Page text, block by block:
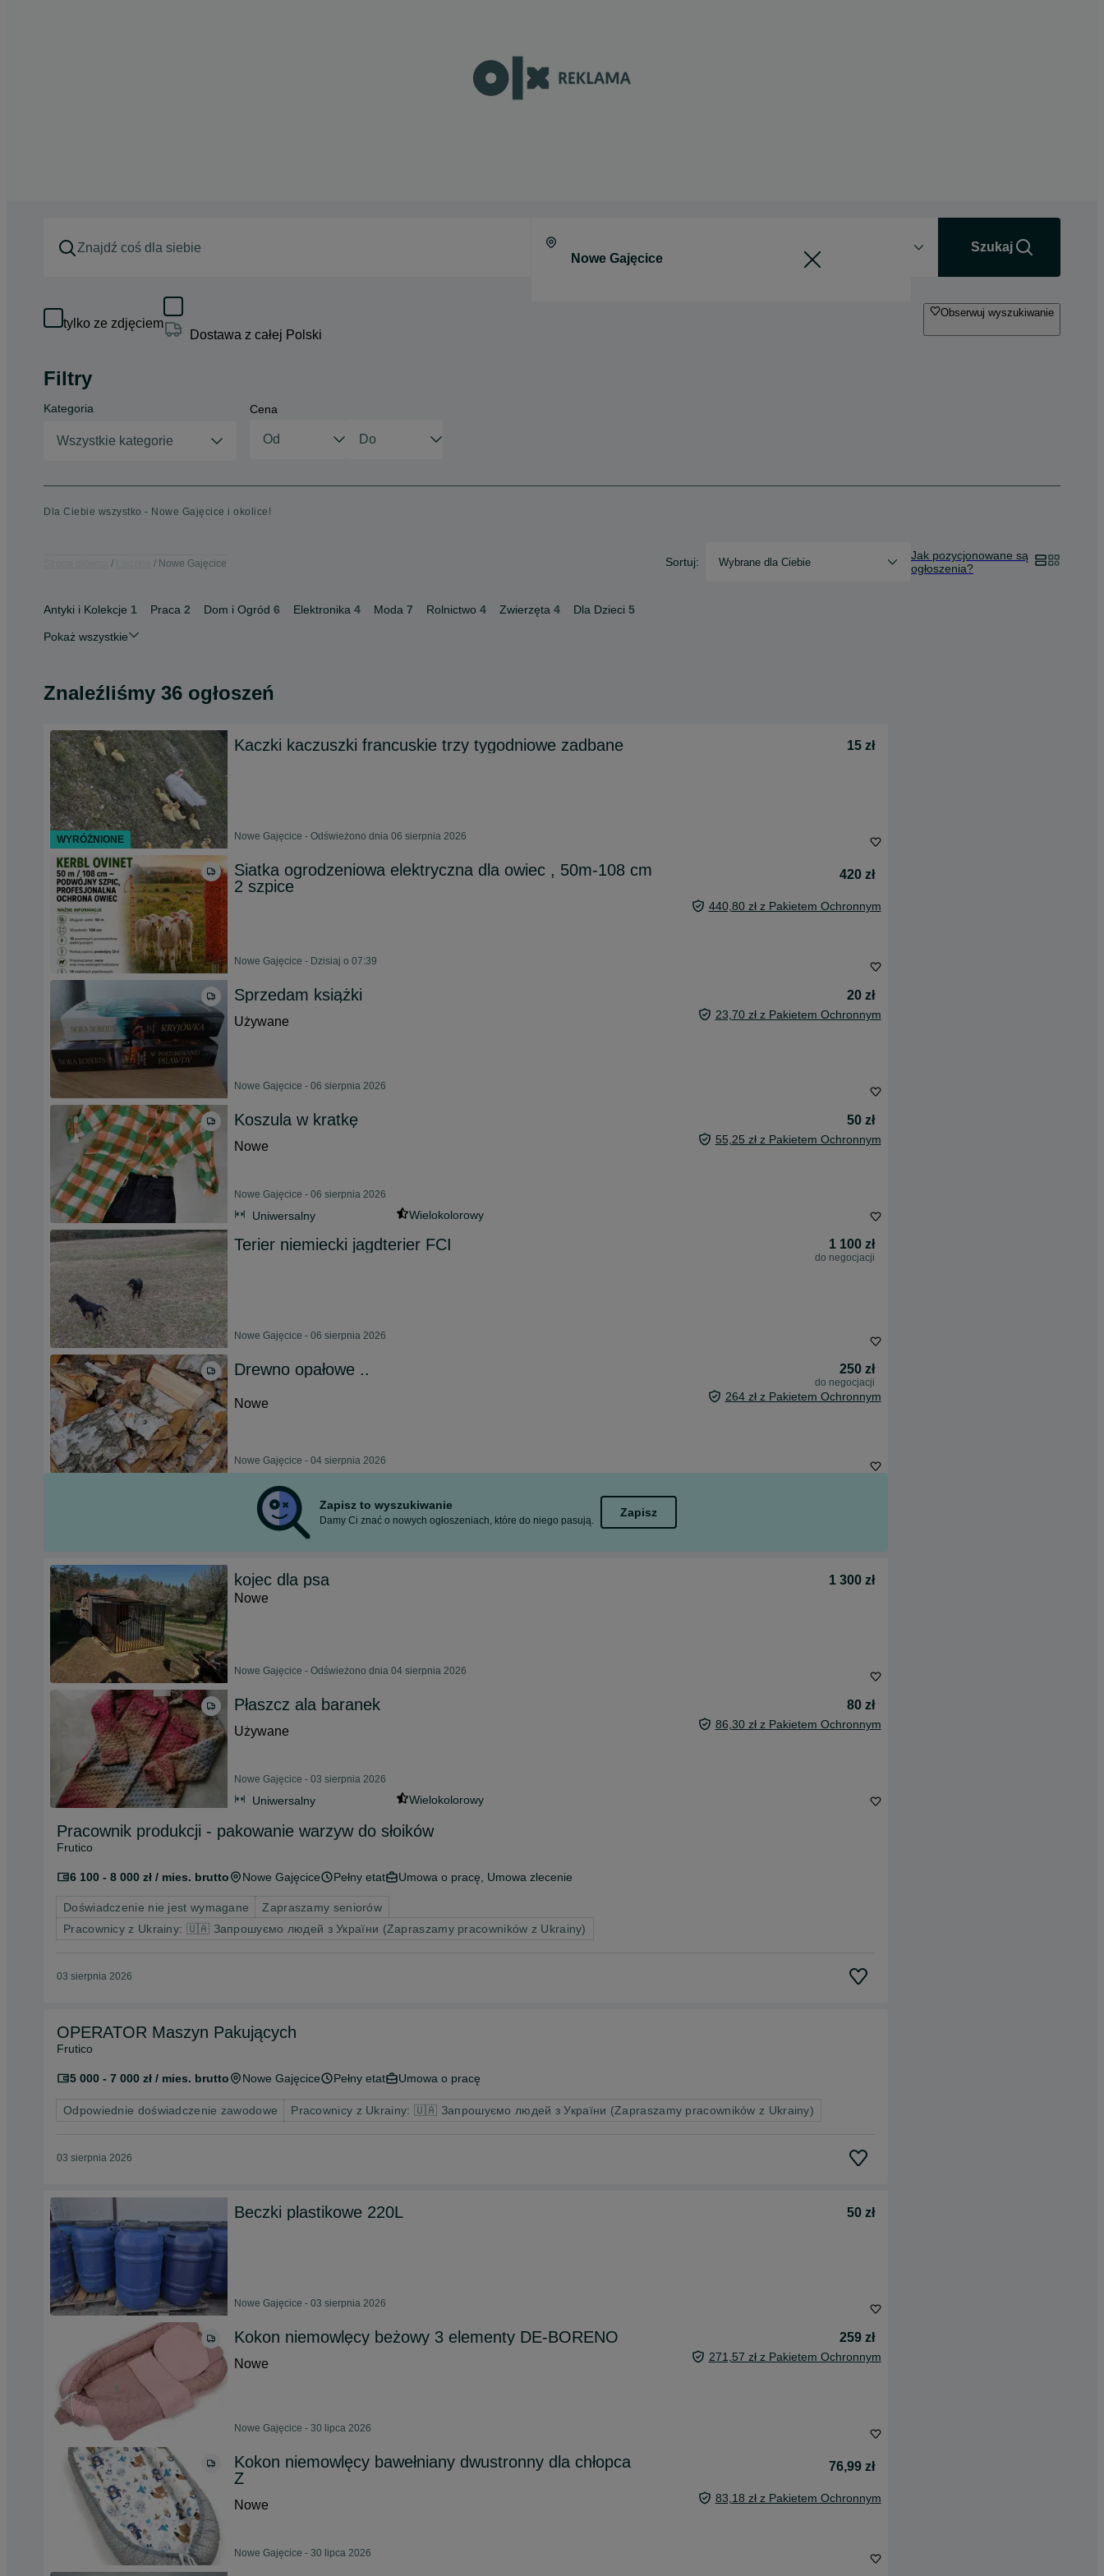
Szukaj
tylko ze zdjęciem
Dostawa z całej Polski
Obserwuj wyszukiwanie
Filtry
Kategoria
Wszystkie kategorie
Cena
Dla Ciebie wszystko - Nowe Gajęcice i okolice!
Nowe Gajęcice Sortuj: Wybrane dla Ciebie
Jak pozycjonowane są
ogłoszenia?
Antyki i Kolekcje 1 Praca 2 Dom i Ogród 6 Elektronika 4 Moda 7 Rolnictwo 4 Zwierzęta 4 Dla Dzieci 5
Pokaż wszystkie
Znaleźliśmy 36 ogłoszeń
Kaczki kaczuszki francuskie trzy tygodniowe zadbane 15 zł
Nowe Gajęcice - Odświeżono dnia 06 sierpnia 2026
Siatka ogrodzeniowa elektryczna dla owiec , 50m-108 cm
2 szpice
420 zł
440,80 zł z Pakietem Ochronnym
Nowe Gajęcice - Dzisiaj o 07:39
Sprzedam książki
20 zł
Używane
23,70 zł z Pakietem Ochronnym
Nowe Gajęcice - 06 sierpnia 2026
Koszula w kratkę
50 zł
Nowe
55,25 zł z Pakietem Ochronnym
Nowe Gajęcice - 06 sierpnia 2026
Uniwersalny Wielokolorowy
Terier niemiecki jagdterier FCI 1 100 zł
do negocjacji
Nowe Gajęcice - 06 sierpnia 2026
Drewno opałowe .. 250 zł
do negocjacji
Nowe 264 zł z Pakietem Ochronnym
Nowe Gajęcice - 04 sierpnia 2026
Zapisz to wyszukiwanie
Damy Ci znać o nowych ogłoszeniach, które do niego pasują.
Zapisz
kojec dla psa
1 300 zł
Nowe
Nowe Gajęcice - Odświeżono dnia 04 sierpnia 2026
Płaszcz ala baranek
80 zł
Używane
86,30 zł z Pakietem Ochronnym
Nowe Gajęcice - 03 sierpnia 2026
Uniwersalny Wielokolorowy
Pracownik produkcji - pakowanie warzyw do słoików
Frutico
6 100 - 8 000 zł / mies. brutto Nowe Gajęcice Pełny etat Umowa o pracę, Umowa zlecenie
Doświadczenie nie jest wymagane
Zapraszamy seniorów
Pracownicy z Ukrainy: 🇺🇦 Запрошуємо людей з України (Zapraszamy pracowników z Ukrainy)
03 sierpnia 2026
OPERATOR Maszyn Pakujących
Frutico
5 000 - 7 000 zł / mies. brutto Nowe Gajęcice Pełny etat Umowa o pracę
Odpowiednie doświadczenie zawodowe Pracownicy z Ukrainy: 🇺🇦 Запрошуємо людей з України (Zapraszamy pracowników z Ukrainy)
03 sierpnia 2026
Beczki plastikowe 220L 50 zł
Nowe Gajęcice - 03 sierpnia 2026
Kokon niemowlęcy beżowy 3 elementy DE-BORENO
259 zł
Nowe
271,57 zł z Pakietem Ochronnym
Nowe Gajęcice - 30 lipca 2026
Kokon niemowlęcy bawełniany dwustronny dla chłopca
Z
76,99 zł
Nowe 83,18 zł z Pakietem Ochronnym
Nowe Gajęcice - 30 lipca 2026
WYRÓŻNIONE